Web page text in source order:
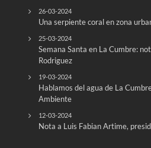
26-03-2024
Una serpiente coral en zona
25-03-2024
Semana Santa en La Cumbre:
Rodriguez
19-03-2024
Hablamos del agua de La
Ambiente
12-03-2024
Nota a Luis Fabian Artime,